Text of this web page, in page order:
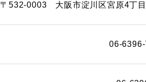
〒532-0003 大阪市淀川区宮原4丁
06-